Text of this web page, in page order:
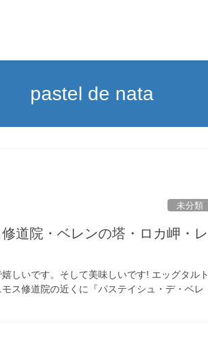
pastel de nata
未分類
道院・ベレンの塔・ロカ岬・レ
しいです。そして美味しいです! エッグタルト
ス修道院の近くに『パステイシュ・デ・ベレ